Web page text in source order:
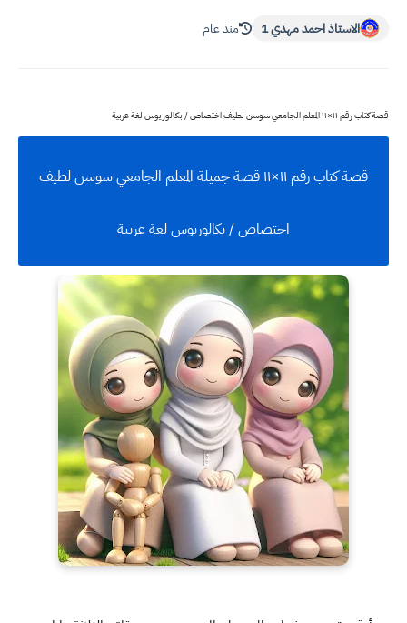
الاستاذ احمد مهدي 1 منذ عام
قصة كتاب رقم ١١×١١ المعلم الجامعي سوسن لطيف اختصاص / بكالوريوس لغة عربية
قصة كتاب رقم ١١×١١ قصة جميلة المعلم الجامعي سوسن لطيف
اختصاص / بكالوريوس لغة عربية